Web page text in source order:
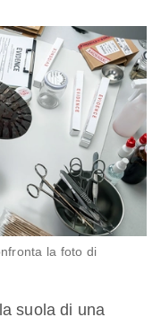
la foto di
suola di una